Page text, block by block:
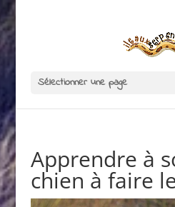
Sélectionner une page
Apprendre à
chien à faire